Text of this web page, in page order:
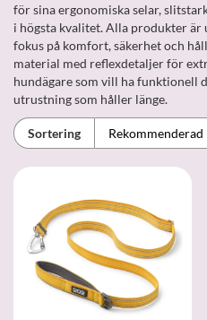
för sina ergonomiska selar,
i högsta kvalitet. Alla produkter är
fokus på komfort, säkerhet och
material med reflexdetaljer för
hundägare som vill ha funktionell
utrustning som håller länge.
Sortering